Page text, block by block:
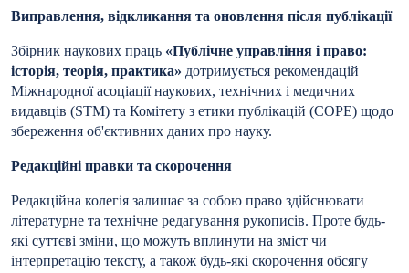
Виправлення, відкликання та оновлення після публікації
Збірник наукових праць «Публічне управління і право:
історія, теорія, практика» дотримується рекомендацій
Міжнародної асоціації наукових, технічних і медичних
видавців (STM) та Комітету з етики публікацій (COPE) щодо
збереження об'єктивних даних про науку.
Редакційні правки та скорочення
Редакційна колегія залишає за собою право здійснювати
літературне та технічне редагування рукописів. Проте будь-
які суттєві зміни, що можуть вплинути на зміст чи
інтерпретацію тексту, а також будь-які скорочення обсягу